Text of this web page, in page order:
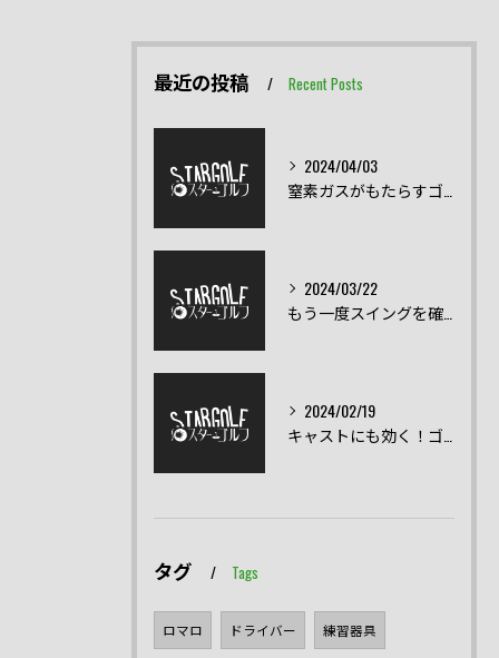
最近の投稿 Recent Posts
2024/04/03
2024/03/22
2024/02/19
タグ Tags
ロマロ ドライバー 練習器具